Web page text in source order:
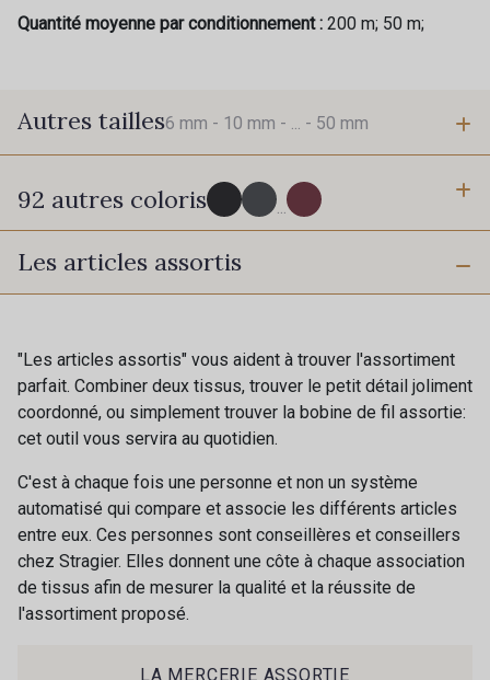
Quantité moyenne par conditionnement : 200 m; 50 m;
Autres tailles6 mm - 10 mm - ... - 50 mm
6 mm 10 mm
16 mm
92 autres coloris ...
725 - 725 Noir
30 - 30 Silver 401 - 401 Blanc
405 - 405 Porcelaine 23 - 23 Natural
09 - 09 Crème
614 - 614 White Coffee
27 - 27 Beige 29 - 29 Sable
Les articles assortis
"Les articles assortis" vous aident à trouver l'assortiment
parfait. Combiner deux tissus, trouver le petit détail joliment
coordonné, ou simplement trouver la bobine de fil assortie:
cet outil vous servira au quotidien.
C'est à chaque fois une personne et non un système
automatisé qui compare et associe les différents articles
entre eux. Ces personnes sont conseillères et conseillers
chez Stragier. Elles donnent une côte à chaque association
de tissus afin de mesurer la qualité et la réussite de
l'assortiment proposé.
LA MERCERIE ASSORTIE